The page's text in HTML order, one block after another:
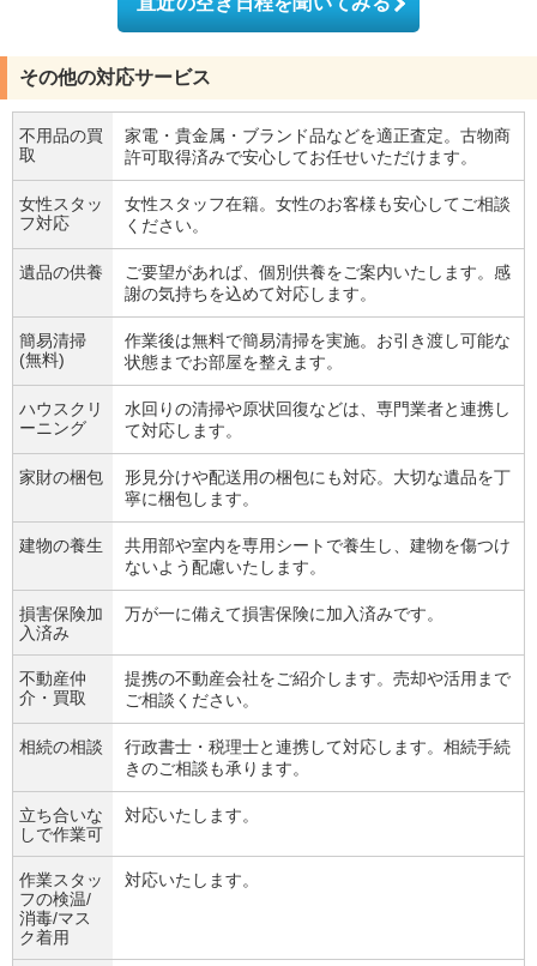
その他の対応サービス
不用品の買
取
家電・貴金属・ブランド品などを適正査定。古物商
許可取得済みで安心してお任せいただけます。
女性スタッ
フ対応
女性スタッフ在籍。女性のお客様も安心してご相談
ください。
遺品の供養
ご要望があれば、個別供養をご案内いたします。感
謝の気持ちを込めて対応します。
簡易清掃
(無料)
作業後は無料で簡易清掃を実施。お引き渡し可能な
状態までお部屋を整えます。
ハウスクリ
ーニング
水回りの清掃や原状回復などは、専門業者と連携し
て対応します。
家財の梱包
形見分けや配送用の梱包にも対応。大切な遺品を丁
寧に梱包します。
建物の養生
共用部や室内を専用シートで養生し、建物を傷つけ
ないよう配慮いたします。
損害保険加
入済み
万が一に備えて損害保険に加入済みです。
不動産仲
介・買取
提携の不動産会社をご紹介します。売却や活用まで
ご相談ください。
相続の相談
行政書士・税理士と連携して対応します。相続手続
きのご相談も承ります。
立ち合いな
しで作業可
対応いたします。
作業スタッ
フの検温/
消毒/マス
ク着用
対応いたします。